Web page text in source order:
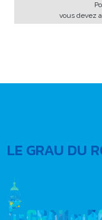
vous devez
LE GRAU DU